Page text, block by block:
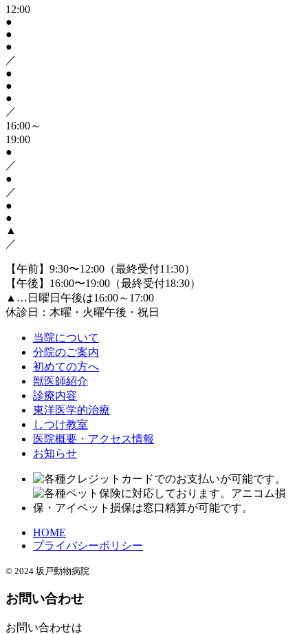
12:00
●
●
●
／
●
●
●
／
16:00～
19:00
●
／
●
／
●
●
▲
／
【午前】9:30〜12:00（最終受付11:30）
【午後】16:00〜19:00（最終受付18:30）
▲ …日曜日午後は16:00～17:00
休診日：木曜・火曜午後・祝日
当院について
分院のご案内
初めての方へ
獣医師紹介
診療内容
東洋医学的治療
しつけ教室
医院概要・アクセス情報
お知らせ
HOME
プライバシーポリシー
© 2024 坂戸動物病院
お問い合わせ
お問い合わせは